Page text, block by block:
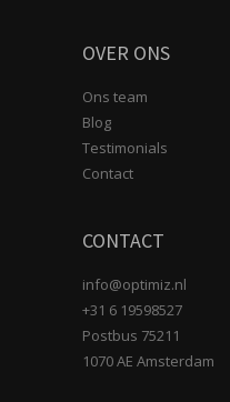
OVER ONS
Ons team
Blog
Testimonials
Contact
CONTACT
info@optimiz.nl
+31 6 19598527
Postbus 75211
1070 AE Amsterdam